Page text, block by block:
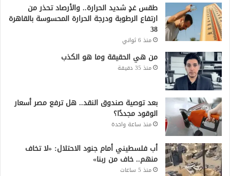
طقس غدٍ شديد الحرارة.. والأرصاد تحذر من
ارتفاع الرطوبة ودرجة الحرارة المحسوسة بالقاهرة
38
منذ 6 ثواني
من هي الحقيقة وما هو الكذب
منذ 35 دقيقة
بعد توصية صندوق النقد.. هل ترفع مصر أسعار
الوقود مجددًا؟
منذ ساعة واحدة
أب فلسطيني أمام جنود الاحتلال: «لا تخاف
منهم.. خاف من ربنا»
منذ 5 ساعات